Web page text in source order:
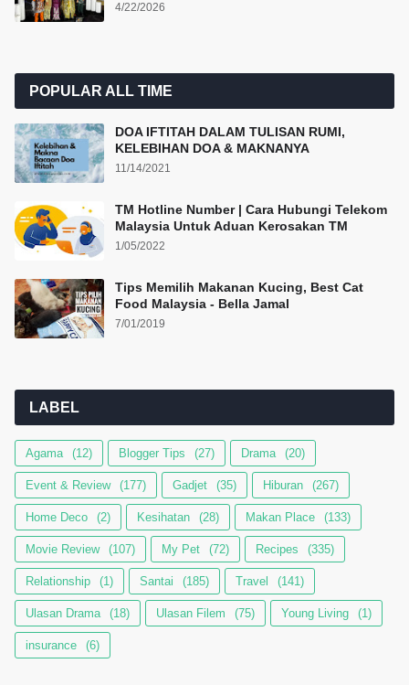
4/22/2026
POPULAR ALL TIME
DOA IFTITAH DALAM TULISAN RUMI,
KELEBIHAN DOA & MAKNANYA
11/14/2021
TM Hotline Number | Cara Hubungi Telekom
Malaysia Untuk Aduan Kerosakan TM
1/05/2022
Tips Memilih Makanan Kucing, Best Cat
Food Malaysia - Bella Jamal
7/01/2019
LABEL
Agama (12) Blogger Tips (27) Drama (20)
Event & Review (177) Gadjet (35) Hiburan (267)
Home Deco (2) Kesihatan (28) Makan Place (133)
Movie Review (107) My Pet (72) Recipes (335)
Relationship (1) Santai (185) Travel (141)
Ulasan Drama (18) Ulasan Filem (75) Young Living (1)
insurance (6)